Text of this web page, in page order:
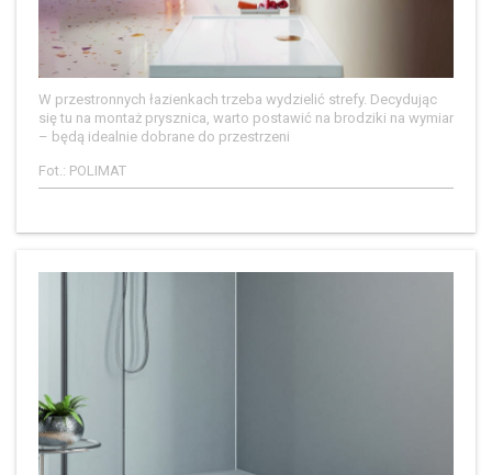
W przestronnych łazienkach trzeba wydzielić strefy. Decydując
się tu na montaż prysznica, warto postawić na brodziki na wymiar
– będą idealnie dobrane do przestrzeni
Fot.: POLIMAT